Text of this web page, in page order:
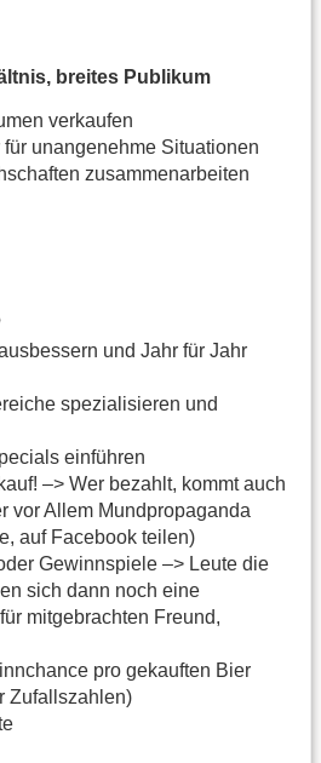
breites Publikum
verkaufen
unangenehme Situationen
zusammenarbeiten
und Jahr für Jahr
spezialisieren und
einführen
–> Wer bezahlt, kommt auch
vor Allem Mundpropaganda
auf Facebook teilen)
Gewinnspiele –> Leute die
sich dann noch eine
mitgebrachten Freund,
pro gekauften Bier
Zufallszahlen)